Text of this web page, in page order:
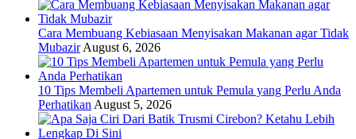
Cara Membuang Kebiasaan Menyisakan Makanan agar Tidak
Mubazir August 6, 2026
10 Tips Membeli Apartemen untuk Pemula yang Perlu Anda
Perhatikan August 5, 2026